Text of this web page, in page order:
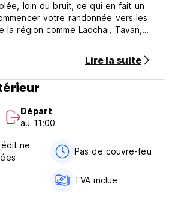
loin du bruit, ce qui en fait un
votre randonnée vers les
la région comme Laochai, Tavan,
pour aller plus loin, jusqu'au village de
De nombreuses possibilités
passer environ 2 à 3 jours lorsque
House. Nous vous proposons un
MARCHE GRATUITE avec guide sans
pistes hors des sentiers battus que
à Sa pa ! C'est magnifique (Auto-
language)
Lire la suite
Départ
au 11:00
ne
Pas de couvre-feu
TVA inclue